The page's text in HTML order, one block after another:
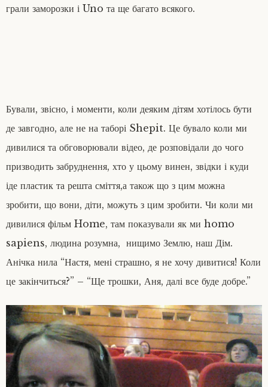
грали заморозки і Uno та ще багато всякого.
Бували, звісно, і моменти, коли деяким дітям хотілось бути
де завгодно, але не на таборі Shepit. Це бувало коли ми
дивилися та обговорювали відео, де розповідали до чого
призводить забруднення, хто у цьому винен, звідки і куди
іде пластик та решта сміття,а також що з цим можна
зробити, що вони, діти, можуть з цим зробити. Чи коли ми
дивилися фільм Home, там показували як ми homo
sapiens, людина розумна, нищимо Землю, наш Дім.
Анічка нила “Настя, мені страшно, я не хочу дивитися! Коли
це закінчиться?” – “Ще трошки, Аня, далі все буде добре.”